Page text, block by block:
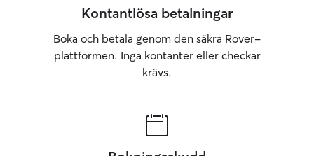
Kontantlösa betalningar
Boka och betala genom den säkra Rover-
plattformen. Inga kontanter eller checkar
krävs.